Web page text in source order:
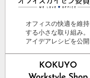
オフィスの快適を維持
する小さな取り組み。
アイデアレシピを公開